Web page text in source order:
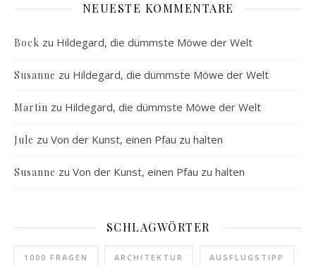
NEUESTE KOMMENTARE
Bock zu Hildegard, die dümmste Möwe der Welt
Susanne zu Hildegard, die dümmste Möwe der Welt
Martin zu Hildegard, die dümmste Möwe der Welt
Jule zu Von der Kunst, einen Pfau zu halten
Susanne zu Von der Kunst, einen Pfau zu halten
SCHLAGWÖRTER
1000 FRAGEN ARCHITEKTUR AUSFLUGSTIPP